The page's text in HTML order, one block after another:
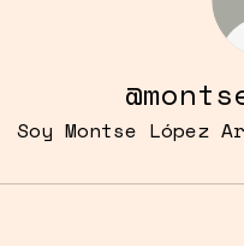
Soy Montse López